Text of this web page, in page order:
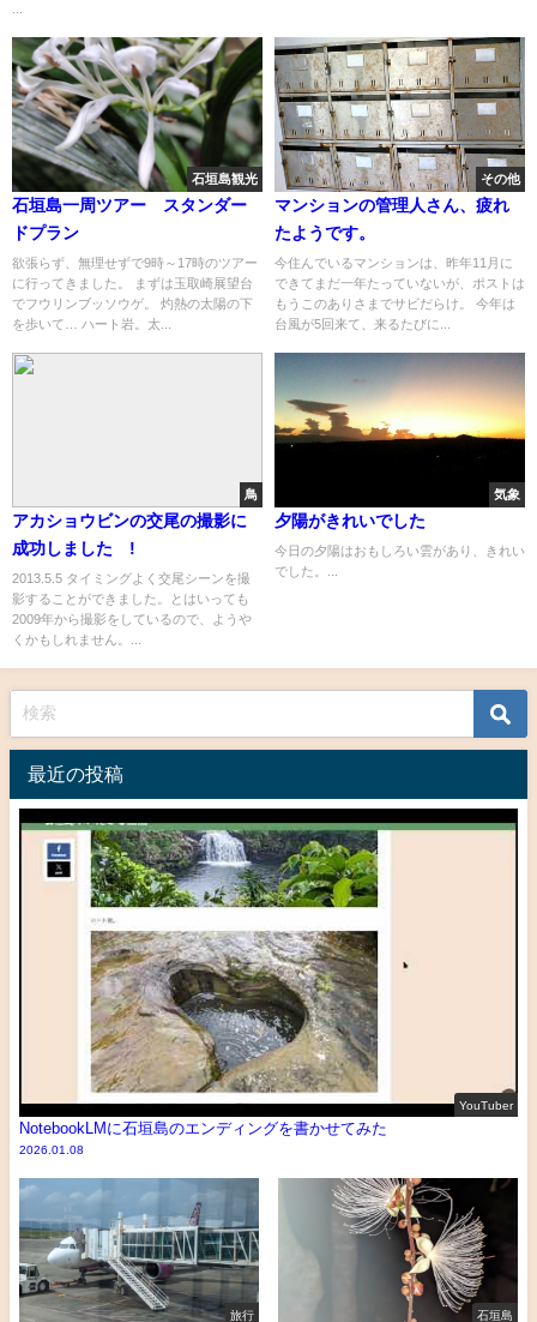
石垣島観光
石垣島一周ツアー スタンダー
ドプラン
欲張らず、無理せずで9時～17時のツアー
に行ってきました。 まずは玉取崎展望台
でフウリンブッソウゲ。 灼熱の太陽の下
を歩いて… ハート岩。太...
その他
マンションの管理人さん、疲れ
たようです。
今住んでいるマンションは、昨年11月に
できてまだ一年たっていないが、ポストは
もうこのありさまでサビだらけ。 今年は
台風が5回来て、来るたびに...
鳥
アカショウビンの交尾の撮影に
成功しました !
2013.5.5 タイミングよく交尾シーンを撮
影することができました。とはいっても
2009年から撮影をしているので、ようや
くかもしれません。...
気象
夕陽がきれいでした
今日の夕陽はおもしろい雲があり、きれい
でした。...
最近の投稿
YouTuber
NotebookLMに石垣島のエンディングを書かせてみた
2026.01.08
旅行 石垣島